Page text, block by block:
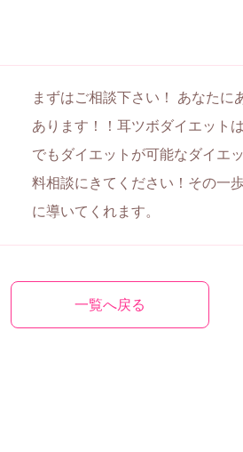
まずはご相談下さい！ あなたに
あります！！耳ツボダイエット
でもダイエットが可能なダイエ
料相談にきてください！その一
に導いてくれます。
一覧へ戻る